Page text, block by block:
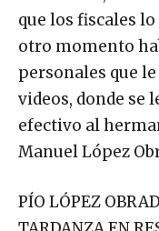
que los fiscales
otro momento
personales que
videos, donde se
efectivo al
Manuel López
PÍO LÓPEZ
TARDANZA EN